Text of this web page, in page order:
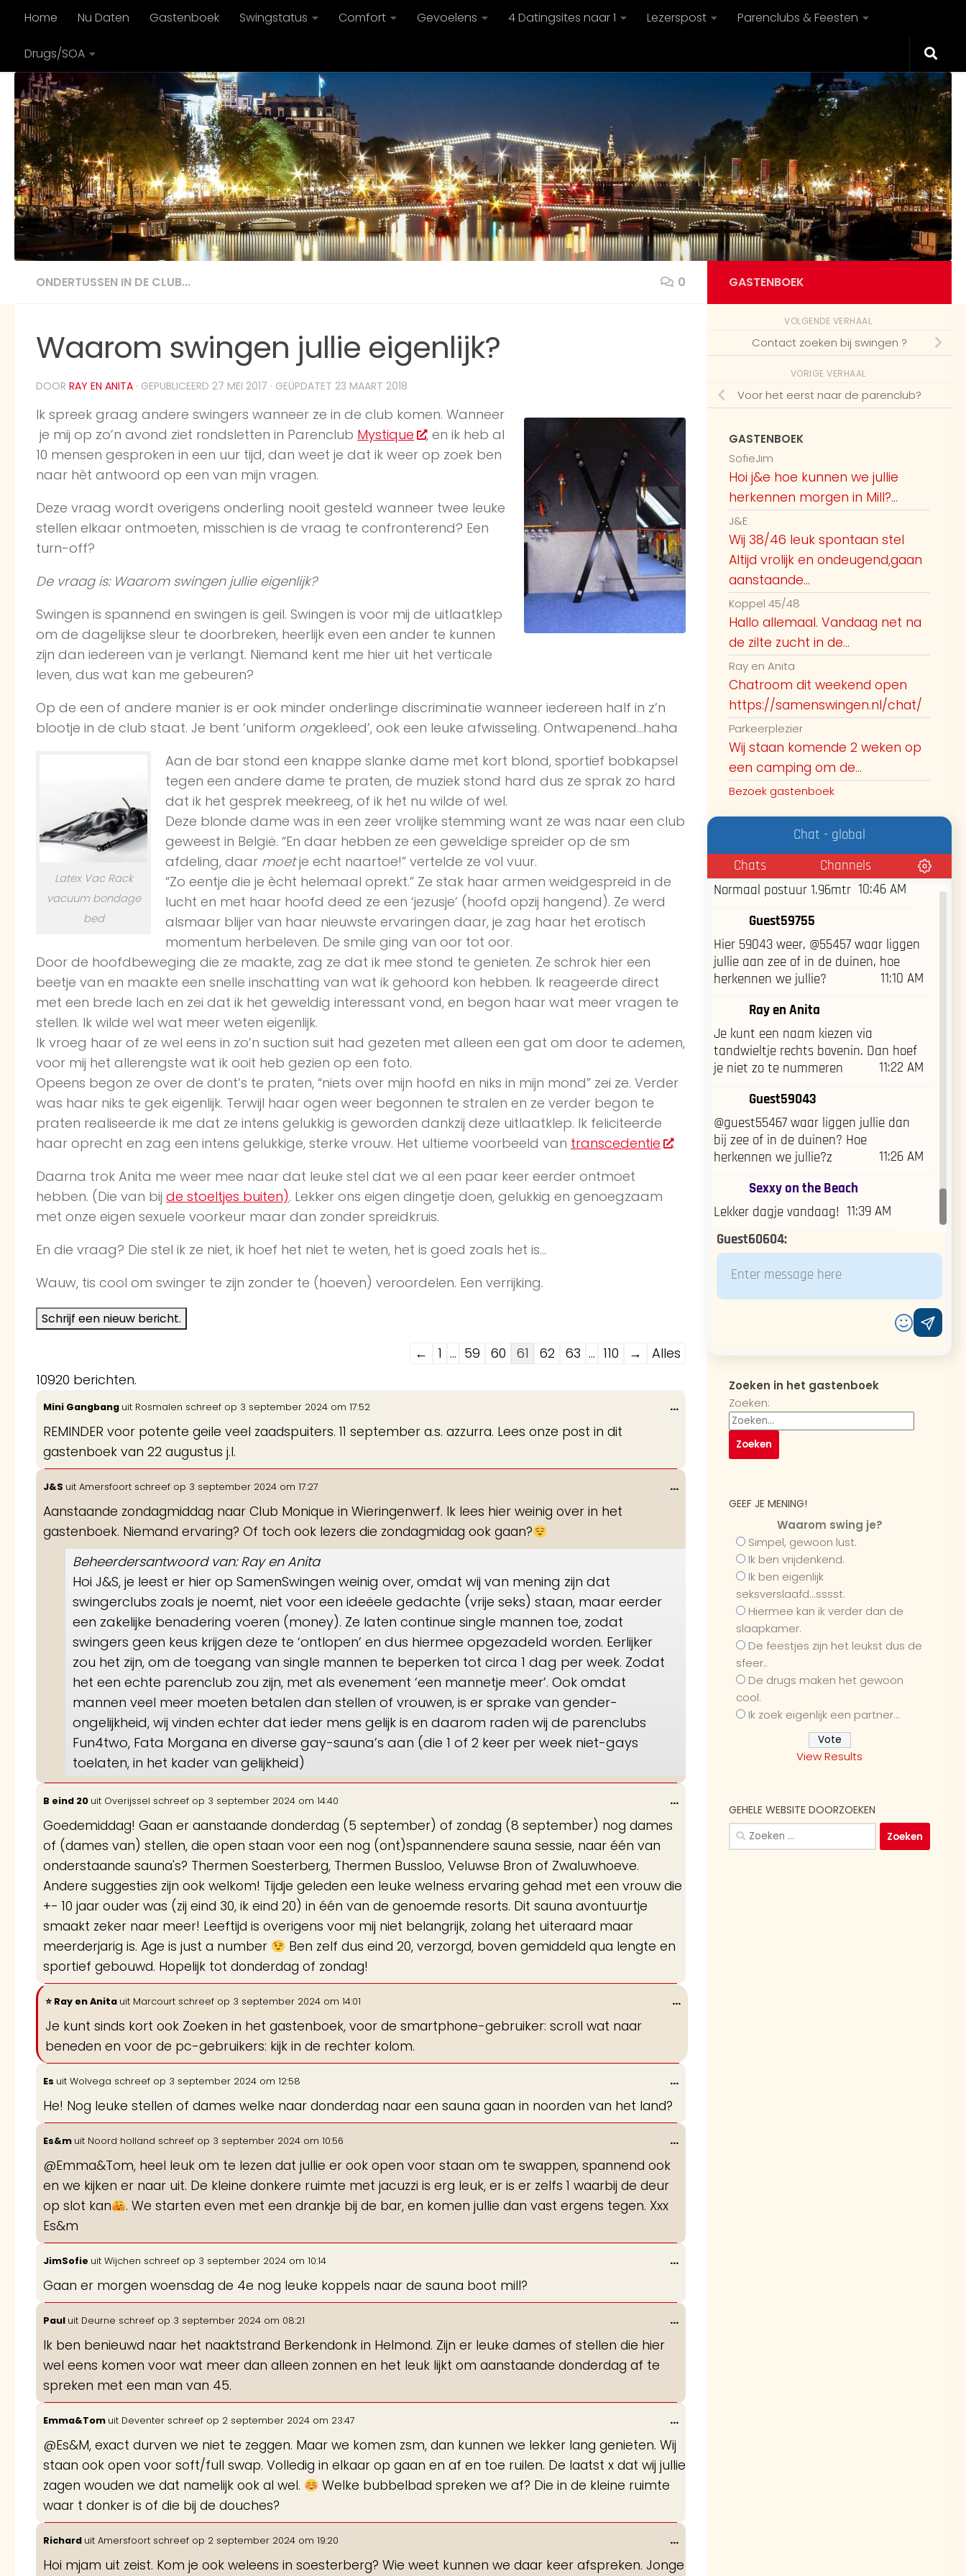
Doorgaan naar inhoud
Home Nu Daten Gastenboek Swingstatus Comfort Gevoelens 4 Datingsites naar 1 Lezerspost Parenclubs & Feesten
Drugs/SOA
ONDERTUSSEN IN DE CLUB... 0
Waarom swingen jullie eigenlijk?
DOOR RAY EN ANITA · GEPUBLICEERD 27 MEI 2017 · GEÜPDATET 23 MAART 2018
Ik spreek graag andere swingers wanneer ze in de club komen. Wanneer
je mij op zo’n avond ziet rondsletten in Parenclub Mystique
, en ik heb al
10 mensen gesproken in een uur tijd, dan weet je dat ik weer op zoek ben
naar hèt antwoord op een van mijn vragen.
Deze vraag wordt overigens onderling nooit gesteld wanneer twee leuke
stellen elkaar ontmoeten, misschien is de vraag te confronterend? Een
turn-off?
De vraag is: Waarom swingen jullie eigenlijk?
Swingen is spannend en swingen is geil. Swingen is voor mij de uitlaatklep
om de dagelijkse sleur te doorbreken, heerlijk even een ander te kunnen
zijn dan iedereen van je verlangt. Niemand kent me hier uit het verticale
leven, dus wat kan me gebeuren?
Op de een of andere manier is er ook minder onderlinge discriminatie wanneer iedereen half in z’n
blootje in de club staat. Je bent ‘uniform ongekleed’, ook een leuke afwisseling. Ontwapenend…haha
Latex Vac Rack
vacuum bondage
bed
Aan de bar stond een knappe slanke dame met kort blond, sportief bobkapsel
tegen een andere dame te praten, de muziek stond hard dus ze sprak zo hard
dat ik het gesprek meekreeg, of ik het nu wilde of wel.
Deze blonde dame was in een zeer vrolijke stemming want ze was naar een club
geweest in België. “En daar hebben ze een geweldige spreider op de sm
afdeling, daar moetje echt naartoe!” vertelde ze vol vuur.
“Zo eentje die je ècht helemaal oprekt.” Ze stak haar armen weidgespreid in de
lucht en met haar hoofd deed ze een ‘jezusje’ (hoofd opzij hangend). Ze werd
alsmaar blijer van haar nieuwste ervaringen daar, je zag haar het erotisch
momentum herbeleven. De smile ging van oor tot oor.
Door de hoofdbeweging die ze maakte, zag ze dat ik mee stond te genieten. Ze schrok hier een
beetje van en maakte een snelle inschatting van wat ik gehoord kon hebben. Ik reageerde direct
met een brede lach en zei dat ik het geweldig interessant vond, en begon haar wat meer vragen te
stellen. Ik wilde wel wat meer weten eigenlijk.
Ik vroeg haar of ze wel eens in zo’n suction suit had gezeten met alleen een gat om door te ademen,
voor mij het allerengste wat ik ooit heb gezien op een foto.
Opeens begon ze over de dont’s te praten, “niets over mijn hoofd en niks in mijn mond” zei ze. Verder
was haar niks te gek eigenlijk. Terwijl haar ogen weer begonnen te stralen en ze verder begon te
praten realiseerde ik me dat ze intens gelukkig is geworden dankzij deze uitlaatklep. Ik feliciteerde
haar oprecht en zag een intens gelukkige, sterke vrouw. Het ultieme voorbeeld van transcedentie
.
Daarna trok Anita me weer mee naar dat leuke stel dat we al een paar keer eerder ontmoet
hebben. (Die van bij de stoeltjes buiten). Lekker ons eigen dingetje doen, gelukkig en genoegzaam
met onze eigen sexuele voorkeur maar dan zonder spreidkruis.
En die vraag? Die stel ik ze niet, ik hoef het niet te weten, het is goed zoals het is…
Wauw, tis cool om swinger te zijn zonder te (hoeven) veroordelen. Een verrijking.
Navigatie
de
lijst
← 1 ... 59 60 61 62 63 ... 110 →
Alles
10920 berichten.
Mini Gangbang uit Rosmalen schreef op 3 september 2024 om 17:52
REMINDER voor potente geile veel zaadspuiters. 11 september a.s. azzurra. Lees onze post in dit
gastenboek van 22 augustus j.l.
...Wissel
J&S uit Amersfoort schreef op 3 september 2024 om 17:27
Aanstaande zondagmiddag naar Club Monique in Wieringenwerf. Ik lees hier weinig over in het
gastenboek. Niemand ervaring? Of toch ook lezers die zondagmidag ook gaan?
Beheerdersantwoord van: Ray en Anita
Hoi J&S, je leest er hier op SamenSwingen weinig over, omdat wij van mening zijn dat
swingerclubs zoals je noemt, niet voor een ideëele gedachte (vrije seks) staan, maar eerder
een zakelijke benadering voeren (money). Ze laten continue single mannen toe, zodat
swingers geen keus krijgen deze te ‘ontlopen’ en dus hiermee opgezadeld worden. Eerlijker
zou het zijn, om de toegang van single mannen te beperken tot circa 1 dag per week. Zodat
het een echte parenclub zou zijn, met als evenement ‘een mannetje meer’. Ook omdat
mannen veel meer moeten betalen dan stellen of vrouwen, is er sprake van gender-
ongelijkheid, wij vinden echter dat ieder mens gelijk is en daarom raden wij de parenclubs
Fun4two, Fata Morgana en diverse gay-sauna’s aan (die 1 of 2 keer per week niet-gays
toelaten, in het kader van gelijkheid)
...Wissel
B eind 20 uit Overijssel schreef op 3 september 2024 om 14:40
Goedemiddag! Gaan er aanstaande donderdag (5 september) of zondag (8 september) nog dames
of (dames van) stellen, die open staan voor een nog (ont)spannendere sauna sessie, naar één van
onderstaande sauna's? Thermen Soesterberg, Thermen Bussloo, Veluwse Bron of Zwaluwhoeve.
Andere suggesties zijn ook welkom! Tijdje geleden een leuke welness ervaring gehad met een vrouw die
+- 10 jaar ouder was (zij eind 30, ik eind 20) in één van de genoemde resorts. Dit sauna avontuurtje
smaakt zeker naar meer! Leeftijd is overigens voor mij niet belangrijk, zolang het uiteraard maar
meerderjarig is. Age is just a number
Ben zelf dus eind 20, verzorgd, boven gemiddeld qua lengte en
sportief gebouwd. Hopelijk tot donderdag of zondag!
...Wissel
Ray en Anita uit Marcourt schreef op 3 september 2024 om 14:01
Je kunt sinds kort ook Zoeken in het gastenboek, voor de smartphone-gebruiker: scroll wat naar
beneden en voor de pc-gebruikers: kijk in de rechter kolom.
...Wissel
Es uit Wolvega schreef op 3 september 2024 om 12:58
He! Nog leuke stellen of dames welke naar donderdag naar een sauna gaan in noorden van het land?
...Wissel
metabox.
Es&m uit Noord holland schreef op 3 september 2024 om 10:56
@Emma&Tom, heel leuk om te lezen dat jullie er ook open voor staan om te swappen, spannend ook
en we kijken er naar uit. De kleine donkere ruimte met jacuzzi is erg leuk, er is er zelfs 1 waarbij de deur
op slot kan
. We starten even met een drankje bij de bar, en komen jullie dan vast ergens tegen. Xxx
Es&m
...Wissel
JimSofie uit Wijchen schreef op 3 september 2024 om 10:14
Gaan er morgen woensdag de 4e nog leuke koppels naar de sauna boot mill?
...Wissel
metabox.
Paul uit Deurne schreef op 3 september 2024 om 08:21
Ik ben benieuwd naar het naaktstrand Berkendonk in Helmond. Zijn er leuke dames of stellen die hier
wel eens komen voor wat meer dan alleen zonnen en het leuk lijkt om aanstaande donderdag af te
spreken met een man van 45.
...Wissel
Emma&Tom uit Deventer schreef op 2 september 2024 om 23:47
@Es&M, exact durven we niet te zeggen. Maar we komen zsm, dan kunnen we lekker lang genieten. Wij
staan ook open voor soft/full swap. Volledig in elkaar op gaan en af en toe ruilen. De laatst x dat wij jullie
zagen wouden we dat namelijk ook al wel.
Welke bubbelbad spreken we af? Die in de kleine ruimte
waar t donker is of die bij de douches?
...Wissel
Richard uit Amersfoort schreef op 2 september 2024 om 19:20
Hoi mjam uit zeist. Kom je ook weleens in soesterberg? Wie weet kunnen we daar keer afspreken. Jonge
...Wissel
GASTENBOEK
VOLGENDE VERHAAL
Contact zoeken bij swingen ?
VORIGE VERHAAL
Voor het eerst naar de parenclub?
GASTENBOEK
SofieJim
Hoi j&e hoe kunnen we jullie
herkennen morgen in Mill?...
J&E
Wij 38/46 leuk spontaan stel
Altijd vrolijk en ondeugend,gaan
aanstaande...
Koppel 45/48
Hallo allemaal. Vandaag net na
de zilte zucht in de...
Ray en Anita
Chatroom dit weekend open
https://samenswingen.nl/chat/
Parkeerplezier
Wij staan komende 2 weken op
een camping om de...
Bezoek gastenboek
Chat - global
Chats
Channels
Guest58655
Guest55467
Wij liggen vanmiddag in de
duinpannetjes op Terschelling. De zon
lekker branden op je naakte lichaam.
Rechts van de strandtent
zandzeebar bij Formerum en dan
eindje wandelen tot het wat rustiger
wordt. Meer stellen aanwezig
vandaag?
9:34 AM
rustiger wordt. Nog meer stelletjes
vandaag? Wij hebben wel zin.x
Guest59083
ik vragen mag
Guest55467
@Guest59043 Zwaaien jullie even
naar ons?
9:39 AM
Guest58503
vanmiddag engelermeer naaktstrand
wie nog meer?
Guest59454
Hey, wij (m25 v27) zijn van plan om
vrijdag op het naaktstrand van
burgh-haamstede te gaan zien.
Iemand daar al geweest die weet of
het daar druk of rustig is?
10:35 AM
Guest57516
Druk op engelenmeer (stoute)
gedeelte?
veel stellen aanwezig nu? 10:44 AM
Biman 49jaar uden 10:46 AM
Normaal postuur 1.96mtr 10:46 AM
Guest59755
Hier 59043 weer, @55457 waar liggen
jullie aan zee of in de duinen, hoe
herkennen we jullie?
11:10 AM
Ray en Anita
Je kunt een naam kiezen via
tandwieltje rechts bovenin. Dan hoef
je niet zo te nummeren
11:22 AM
Guest59043
@guest55467 waar liggen jullie dan
bij zee of in de duinen? Hoe
herkennen we jullie?z
11:26 AM
Sexxy on the Beach
Lekker dagje vandaag! 11:39 AM
Guest60604:
Zoeken in het gastenboek
Zoeken:
GEEF JE MENING!
Waarom swing je?
Simpel, gewoon lust.
Ik ben vrijdenkend.
Ik ben eigenlijk
seksverslaafd...sssst.
Hiermee kan ik verder dan de
slaapkamer.
De feestjes zijn het leukst dus de
sfeer..
De drugs maken het gewoon
cool.
Ik zoek eigenlijk een partner...
View Results
GEHELE WEBSITE DOORZOEKEN
Zoeken
naar: